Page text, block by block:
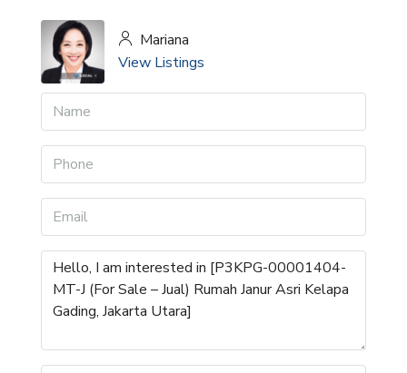
Mariana
View Listings